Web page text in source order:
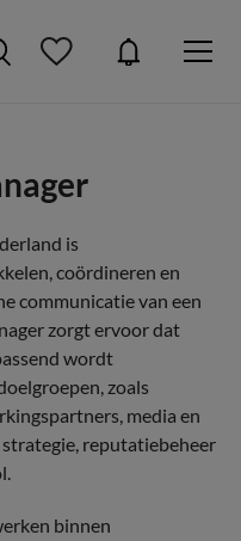
is
coördineren en
communicatie van een
zorgt ervoor dat
wordt
zoals
media en
reputatiebeheer
binnen